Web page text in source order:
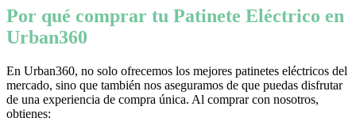
Por qué comprar tu Patinete Eléctrico en
Urban360
En Urban360, no solo ofrecemos los mejores patinetes eléctricos del
mercado, sino que también nos aseguramos de que puedas disfrutar
de una experiencia de compra única. Al comprar con nosotros,
obtienes: